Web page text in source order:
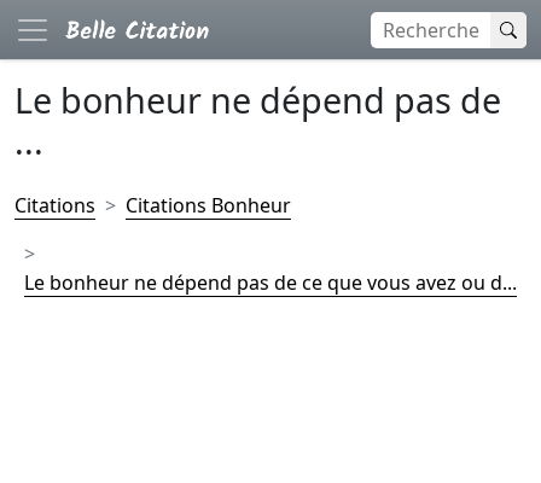
Le bonheur ne dépend pas de
...
Citations Citations Bonheur
Le bonheur ne dépend pas de ce que vous avez ou d...